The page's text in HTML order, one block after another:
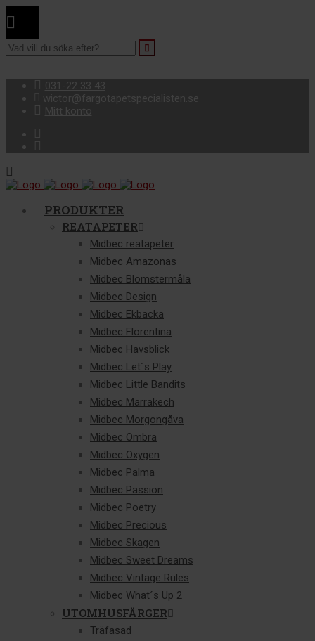
031-22 33 43
wictor@fargotapetspecialisten.se
Mitt konto
PRODUKTER
REATAPETER
Midbec reatapeter
Midbec Amazonas
Midbec Blomstermåla
Midbec Design
Midbec Ekbacka
Midbec Florentina
Midbec Havsblick
Midbec Let´s Play
Midbec Little Bandits
Midbec Marrakech
Midbec Morgongåva
Midbec Ombra
Midbec Oxygen
Midbec Palma
Midbec Passion
Midbec Poetry
Midbec Precious
Midbec Skagen
Midbec Sweet Dreams
Midbec Vintage Rules
Midbec What´s Up 2
UTOMHUSFÄRGER
Träfasad